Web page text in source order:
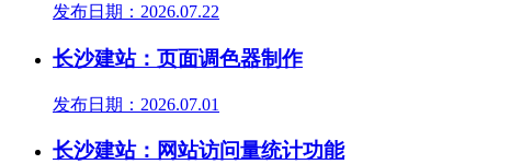
发布日期：2026.07.22
长沙建站：页面调色器制作
发布日期：2026.07.01
长沙建站：网站访问量统计功能